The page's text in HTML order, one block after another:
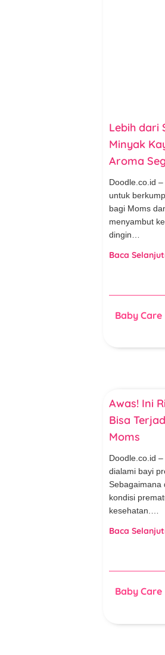
Lebih dari
Minyak
Aroma
Doodle.co.id
untuk
bagi Moms
menyambut
dingin…
Baca
Baby Care
Awas! Ini
Bisa
Moms
Doodle.co.id
dialami bayi
Sebagaimana
kondisi
kesehatan.…
Baca
Baby Care